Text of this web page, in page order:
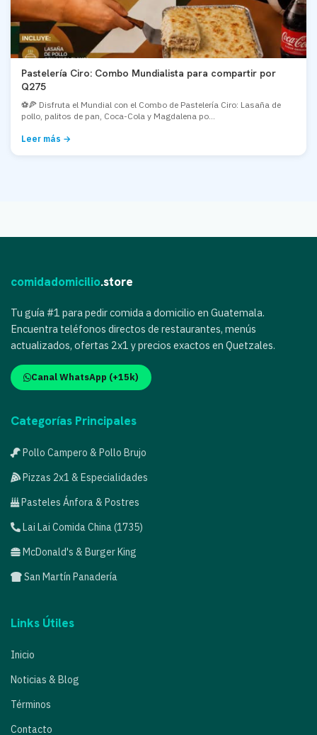
Pastelería Ciro: Combo Mundialista para compartir por
Q275
⚽🍕 Disfruta el Mundial con el Combo de Pastelería Ciro: Lasaña de
pollo, palitos de pan, Coca-Cola y Magdalena po...
Leer más →
comidadomicilio.store
Tu guía #1 para pedir comida a domicilio en Guatemala.
Encuentra teléfonos directos de restaurantes, menús
actualizados, ofertas 2x1 y precios exactos en Quetzales.
Canal WhatsApp (+15k)
Categorías Principales
Pollo Campero & Pollo Brujo
Pizzas 2x1 & Especialidades
Pasteles Ánfora & Postres
Lai Lai Comida China (1735)
McDonald's & Burger King
San Martín Panadería
Links Útiles
Inicio
Noticias & Blog
Términos
Contacto